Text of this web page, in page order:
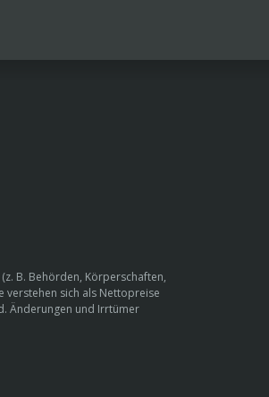
B. Behörden, Körperschaften,
verstehen sich als Nettopreise
Änderungen und Irrtümer